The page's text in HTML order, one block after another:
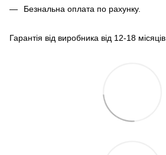
Безнальна оплата по рахунку.
Гарантія від виробника від 12-18 місяців